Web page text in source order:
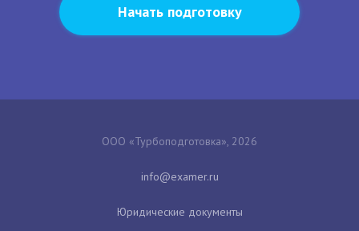
Начать подготовку
ООО «Турбоподготовка», 2026
Юридические документы